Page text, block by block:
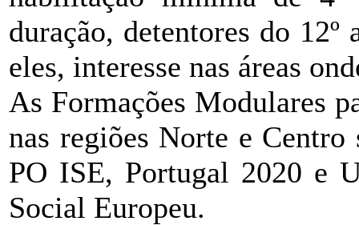
duração, detentores do
eles, interesse nas áreas
As Formações Modulares
nas regiões Norte e
PO ISE, Portugal 2020 e
Social Europeu.